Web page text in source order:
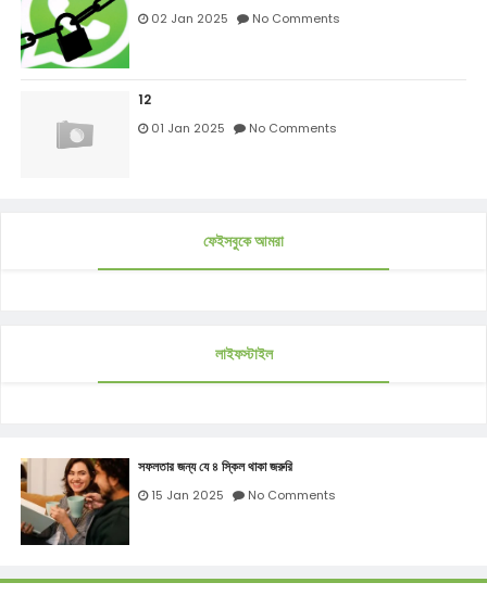
02 Jan 2025 No Comments
12
01 Jan 2025 No Comments
ফেইসবুকে আমরা
লাইফস্টাইল
সফলতার জন্য যে ৪ স্কিল থাকা জরুরি
15 Jan 2025 No Comments